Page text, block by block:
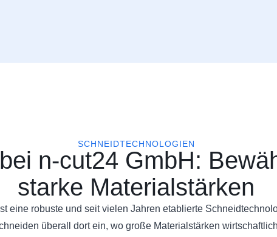
SCHNEIDTECHNOLOGIEN
n-cut24 GmbH:
starke Materialstärken
eine robuste und seit vielen Jahren etablierte
überall dort ein, wo große Materialstärken